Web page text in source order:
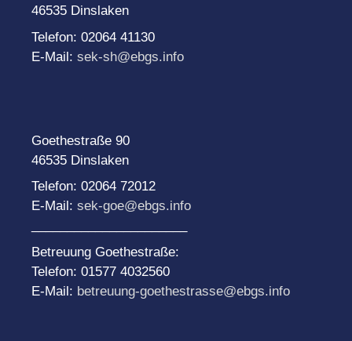
46535 Dinslaken
Telefon: 02064 41130
E-Mail: sek-sh@ebgs.info
Goethestraße 90
46535 Dinslaken
Telefon: 02064 72012
E-Mail: sek-goe@ebgs.info
Betreuung Goethestraße:
Telefon: 01577 4032560
E-Mail: betreuung-goethestrasse@ebgs.info